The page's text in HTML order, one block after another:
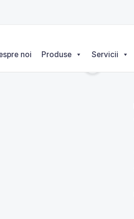
noi Produse Servicii